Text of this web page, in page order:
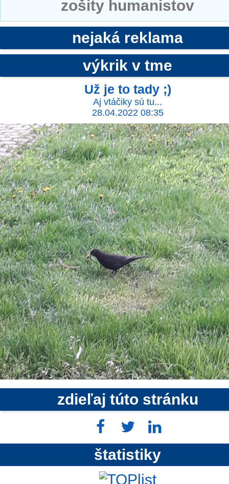
zošity humanistov
nejaká reklama
výkrik v tme
Už je to tady ;)
Aj vtáčiky sú tu...
28.04.2022 08:35
zdieľaj túto stránku
štatistiky